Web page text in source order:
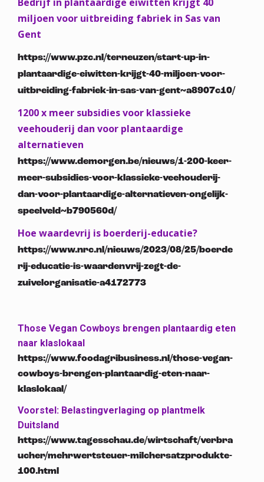
Bedrijf in plantaardige eiwitten krijgt 40
miljoen voor uitbreiding fabriek in Sas van
Gent
https://www.pzc.nl/terneuzen/start-up-in-
plantaardige-eiwitten-krijgt-40-miljoen-voor-
uitbreiding-fabriek-in-sas-van-gent~a8907c10/
1200 x meer subsidies voor klassieke
veehouderij dan voor plantaardige
alternatieven
https://www.demorgen.be/nieuws/1-200-keer-
meer-subsidies-voor-klassieke-veehouderij-
dan-voor-plantaardige-alternatieven-ongelijk-
speelveld~b790560d/
Hoe waardevrij is boerderij-educatie?
https://www.nrc.nl/nieuws/2023/08/25/boerde
rij-educatie-is-waardenvrij-zegt-de-
zuivelorganisatie-a4172773
Those Vegan Cowboys brengen plantaardig eten
naar klaslokaal
https://www.foodagribusiness.nl/those-vegan-
cowboys-brengen-plantaardig-eten-naar-
klaslokaal/
Voorstel: Belastingverlaging op plantmelk
Duitsland
https://www.tagesschau.de/wirtschaft/verbra
ucher/mehrwertsteuer-milchersatzprodukte-
100.html